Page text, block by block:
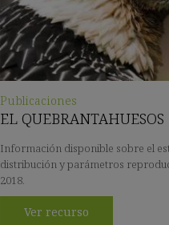
Publicaciones
EL
Información disponible sobre el
distribución y parámetros
2018.
Ver recurso